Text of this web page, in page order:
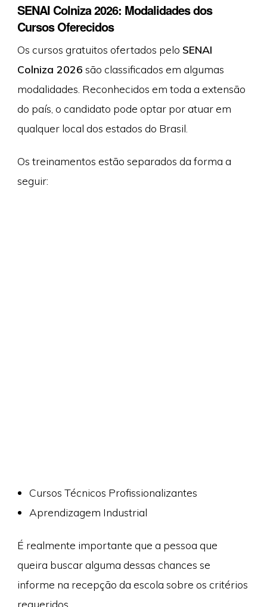
SENAI Colniza 2026: Modalidades dos
Cursos Oferecidos
Os cursos gratuitos ofertados pelo SENAI
Colniza 2026 são classificados em algumas
modalidades. Reconhecidos em toda a extensão
do país, o candidato pode optar por atuar em
qualquer local dos estados do Brasil.
Os treinamentos estão separados da forma a
seguir:
Cursos Técnicos Profissionalizantes
Aprendizagem Industrial
É realmente importante que a pessoa que
queira buscar alguma dessas chances se
informe na recepção da escola sobre os critérios
requeridos.